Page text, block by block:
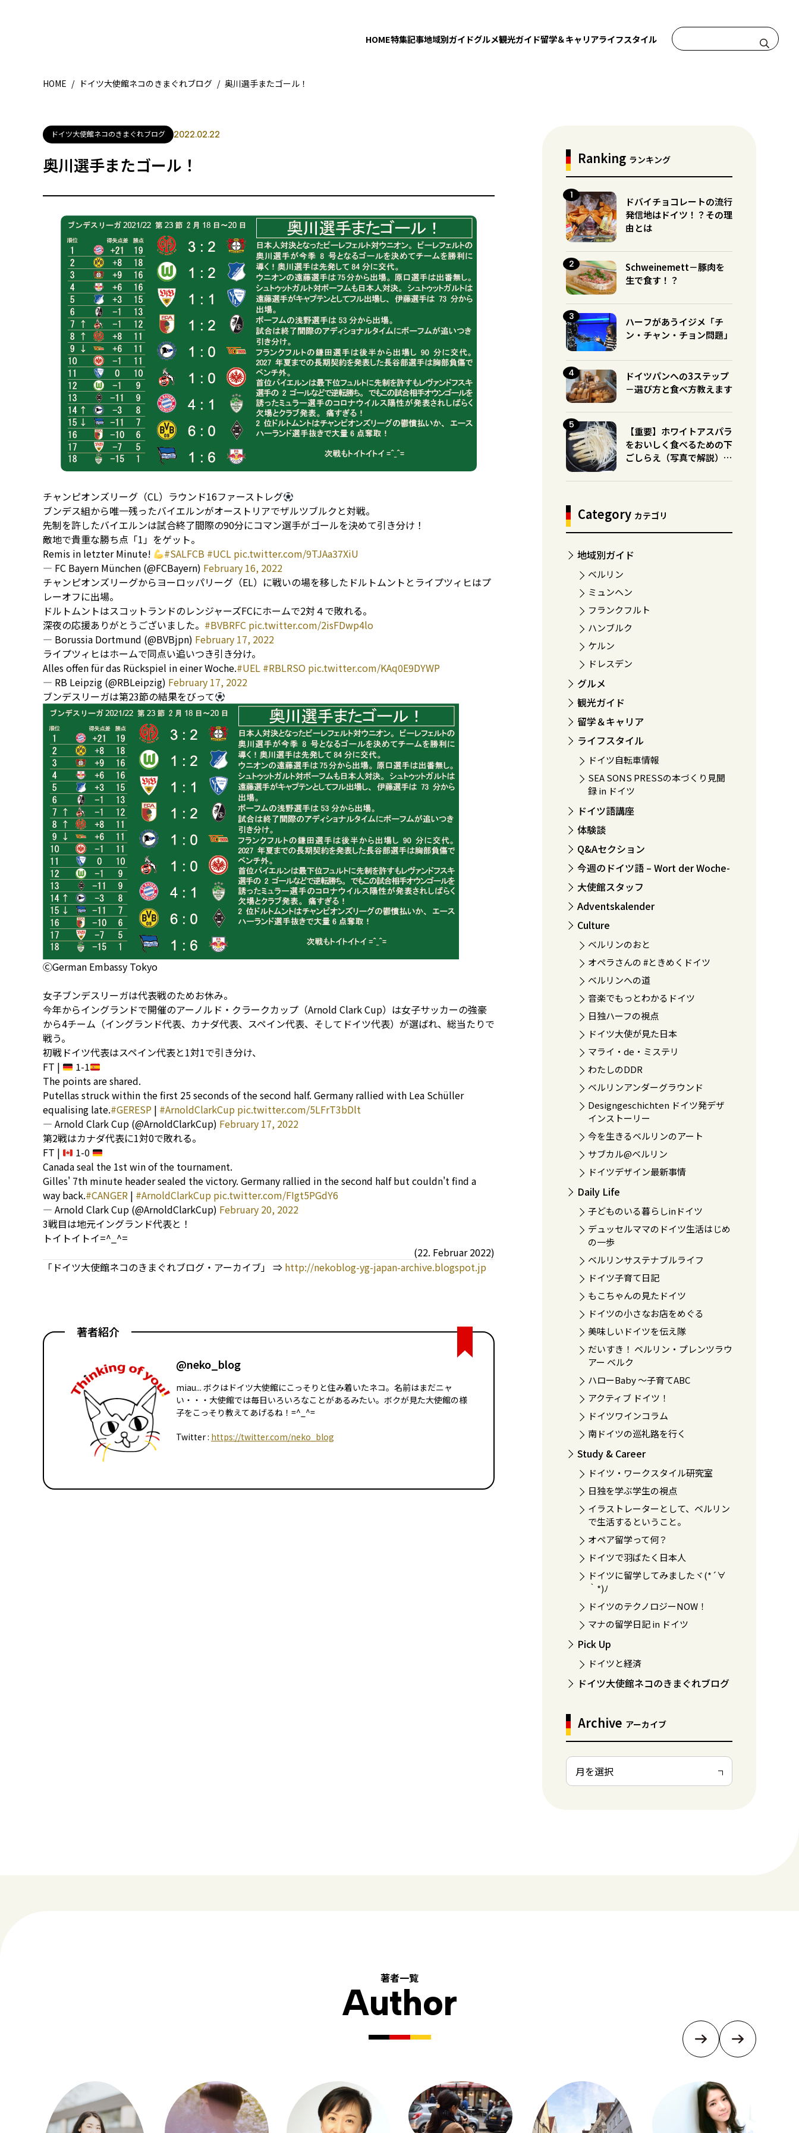
HOME特集記事地域別ガイドグルメ観光ガイド留学＆キャリアライフスタイル
HOME / ドイツ大使館ネコのきまぐれブログ / 奥川選手またゴール！
ドイツ大使館ネコのきまぐれブログ 2022.02.22
奥川選手またゴール！
チャンピオンズリーグ（CL）ラウンド16ファーストレグ
ブンデス組から唯一残ったバイエルンがオーストリアでザルツブルクと対戦。
先制を許したバイエルンは試合終了間際の90分にコマン選手がゴールを決めて引き分け！
敵地で貴重な勝ち点「1」をゲット。
Remis in letzter Minute!
#SALFCB #UCL pic.twitter.com/9TJAa37XiU
— FC Bayern München (@FCBayern) February 16, 2022
チャンピオンズリーグからヨーロッパリーグ（EL）に戦いの場を移したドルトムントとライプツィヒはプ
レーオフに出場。
ドルトムントはスコットランドのレンジャーズFCにホームで2対４で敗れる。
深夜の応援ありがとうございました。 #BVBRFC pic.twitter.com/2isFDwp4lo
— Borussia Dortmund (@BVBjpn) February 17, 2022
ライプツィヒはホームで同点い追いつき引き分け。
Alles offen für das Rückspiel in einer Woche.#UEL #RBLRSO pic.twitter.com/KAq0E9DYWP
— RB Leipzig (@RBLeipzig) February 17, 2022
ブンデスリーガは第23節の結果をびって
ⒸGerman Embassy Tokyo
女子ブンデスリーガは代表戦のためお休み。
今年からイングランドで開催のアーノルド・クラークカップ（Arnold Clark Cup）は女子サッカーの強豪
から4チーム（イングランド代表、カナダ代表、スペイン代表、そしてドイツ代表）が選ばれ、総当たりで
戦う。
初戦ドイツ代表はスペイン代表と1対1で引き分け、
FT |
1-1
The points are shared.
Putellas struck within the first 25 seconds of the second half. Germany rallied with Lea Schüller
equalising late.#GERESP | #ArnoldClarkCup pic.twitter.com/5LFrT3bDlt
— Arnold Clark Cup (@ArnoldClarkCup) February 17, 2022
第2戦はカナダ代表に1対0で敗れる。
FT |
1-0
Canada seal the 1st win of the tournament.
Gilles' 7th minute header sealed the victory. Germany rallied in the second half but couldn't find a
way back.#CANGER | #ArnoldClarkCup pic.twitter.com/FIgt5PGdY6
— Arnold Clark Cup (@ArnoldClarkCup) February 20, 2022
3戦目は地元イングランド代表と！
トイトイトイ=^_^=
(22. Februar 2022)
「ドイツ大使館ネコのきまぐれブログ・アーカイブ」 ⇒ http://nekoblog-yg-japan-archive.blogspot.jp
著者紹介
@neko_blog
miau... ボクはドイツ大使館にこっそりと住み着いたネコ。名前はまだニャ
い・・・大使館では毎日いろいろなことがあるみたい。ボクが見た大使館の様
子をこっそり教えてあげるね！=^_^=
Twitter : https://twitter.com/neko_blog
Ranking ランキング
ドバイチョコレートの流行
発信地はドイツ！？その理
由とは
Schweinemett－豚肉を
生で食す！？
ハーフがあうイジメ「チ
ン・チャン・チョン問題」
ドイツパンへの3ステップ
－選び方と食べ方教えます
【重要】ホワイトアスパラ
をおいしく食べるための下
ごしらえ（写真で解説）※
Category カテゴリ
地域別ガイド
ベルリン
ミュンヘン
フランクフルト
ハンブルク
ケルン
ドレスデン
グルメ
観光ガイド
留学＆キャリア
ライフスタイル
ドイツ自転車情報
SEA SONS PRESSの本づくり見聞
録 in ドイツ
ドイツ語講座
体験談
Q&Aセクション
今週のドイツ語 – Wort der Woche-
大使館スタッフ
Adventskalender
Culture
ベルリンのおと
オペラさんの #ときめくドイツ
ベルリンへの道
音楽でもっとわかるドイツ
日独ハーフの視点
ドイツ大使が見た日本
マライ・de・ミステリ
わたしのDDR
ベルリンアンダーグラウンド
Designgeschichten ドイツ発デザ
インストーリー
今を生きるベルリンのアート
サブカル@ベルリン
ドイツデザイン最新事情
Daily Life
子どものいる暮らしinドイツ
デュッセルママのドイツ生活はじめ
の一歩
ベルリンサステナブルライフ
ドイツ子育て日記
もこちゃんの見たドイツ
ドイツの小さなお店をめぐる
美味しいドイツを伝え隊
だいすき！ ベルリン・プレンツラウ
アー ベルク
ハローBaby 〜子育てABC
アクティブ ドイツ！
ドイツワインコラム
南ドイツの巡礼路を行く
Study & Career
ドイツ・ワークスタイル研究室
日独を学ぶ学生の視点
イラストレーターとして、ベルリン
で生活するということ。
オペア留学って何？
ドイツで羽ばたく日本人
ドイツに留学してみましたヾ(*´∀
｀*)ﾉ
ドイツのテクノロジーNOW！
マナの留学日記 in ドイツ
Pick Up
ドイツと経済
ドイツ大使館ネコのきまぐれブログ
Archive アーカイブ
著者一覧
Author